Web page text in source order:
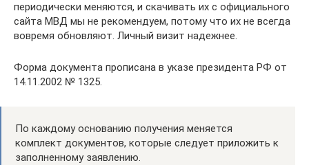
периодически меняются, и скачивать их с официального
сайта МВД мы не рекомендуем, потому что их не всегда
вовремя обновляют. Личный визит надежнее.
Форма документа прописана в указе президента РФ от
14.11.2002 № 1325.
По каждому основанию получения меняется
комплект документов, которые следует приложить к
заполненному заявлению.